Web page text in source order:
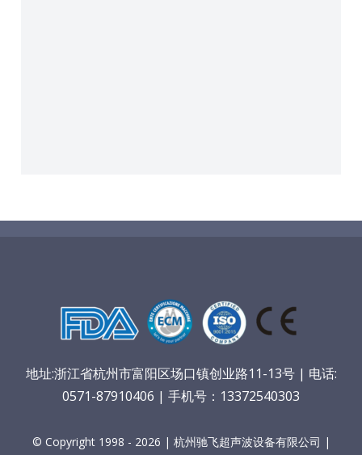
地址:浙江省杭州市富阳区场口镇创业路11-13号 | 电话:
0571-87910406 | 手机号：13372540303
© Copyright 1998 - 2026 | 杭州驰飞超声波设备有限公司 |